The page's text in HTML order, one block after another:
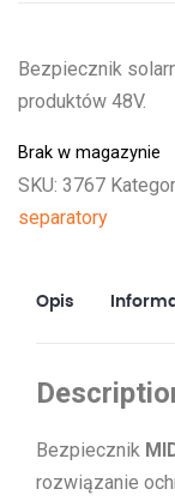
Bezpiecznik
produktów 48V.
Brak w magazynie
SKU: 3767
separatory
Opis
Bezpiecznik
rozwiązanie